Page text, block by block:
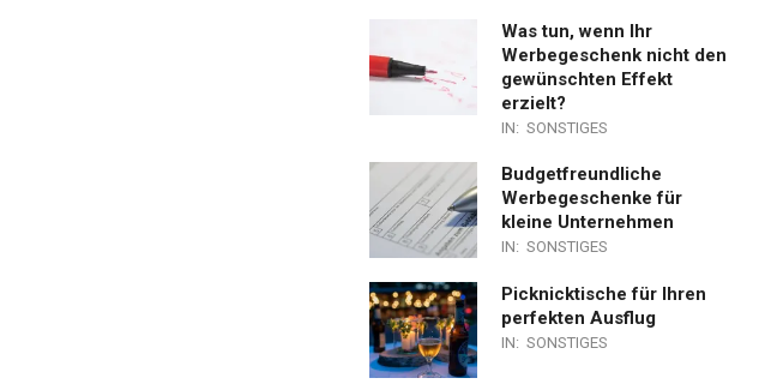
Was tun, wenn Ihr
Werbegeschenk nicht den
gewünschten Effekt
erzielt?
IN: SONSTIGES
Budgetfreundliche
Werbegeschenke für
kleine Unternehmen
IN: SONSTIGES
Picknicktische für Ihren
perfekten Ausflug
IN: SONSTIGES